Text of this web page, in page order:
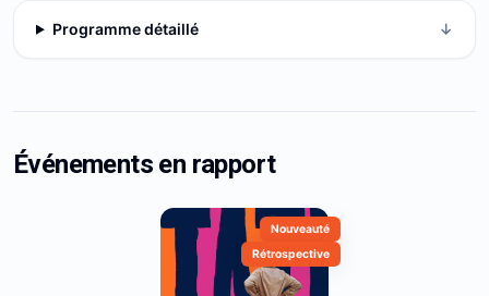
Programme détaillé ↓
Événements en rapport
Nouveauté
Rétrospective